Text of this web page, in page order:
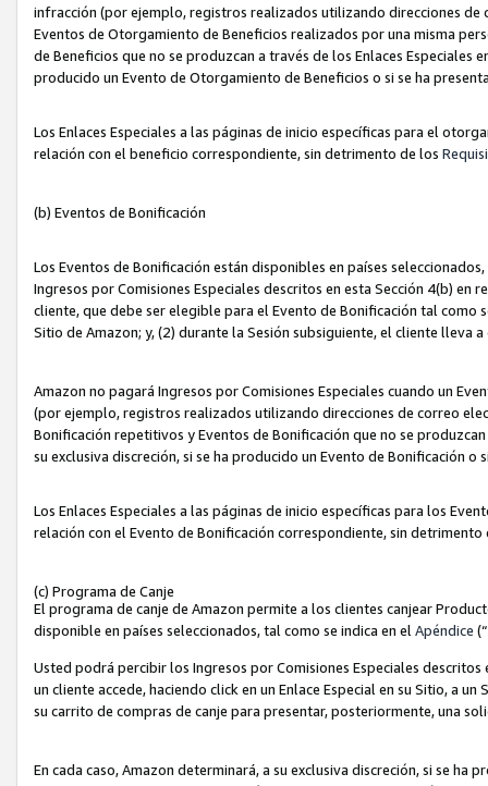
infracción (por ejemplo, registros realizados utilizando direcciones
Eventos de Otorgamiento de Beneficios realizados por una misma
de Beneficios que no se produzcan a través de los Enlaces Especiales
producido un Evento de Otorgamiento de Beneficios o si se ha
Los Enlaces Especiales a las páginas de inicio específicas para el
relación con el beneficio correspondiente, sin detrimento de los
(b) Eventos de Bonificación
Los Eventos de Bonificación están disponibles en países
Ingresos por Comisiones Especiales descritos en esta Sección 4(b) en
cliente, que debe ser elegible para el Evento de Bonificación tal como
Sitio de Amazon; y, (2) durante la Sesión subsiguiente, el cliente lleva
Amazon no pagará Ingresos por Comisiones Especiales cuando un
(por ejemplo, registros realizados utilizando direcciones de correo
Bonificación repetitivos y Eventos de Bonificación que no se
su exclusiva discreción, si se ha producido un Evento de Bonificación
Los Enlaces Especiales a las páginas de inicio específicas para los
relación con el Evento de Bonificación correspondiente, sin
(c) Programa de Canje
El programa de canje de Amazon permite a los clientes canjear
disponible en países seleccionados, tal como se indica en el Apéndice
Usted podrá percibir los Ingresos por Comisiones Especiales
un cliente accede, haciendo click en un Enlace Especial en su Sitio, a
su carrito de compras de canje para presentar, posteriormente, una
En cada caso, Amazon determinará, a su exclusiva discreción, si se